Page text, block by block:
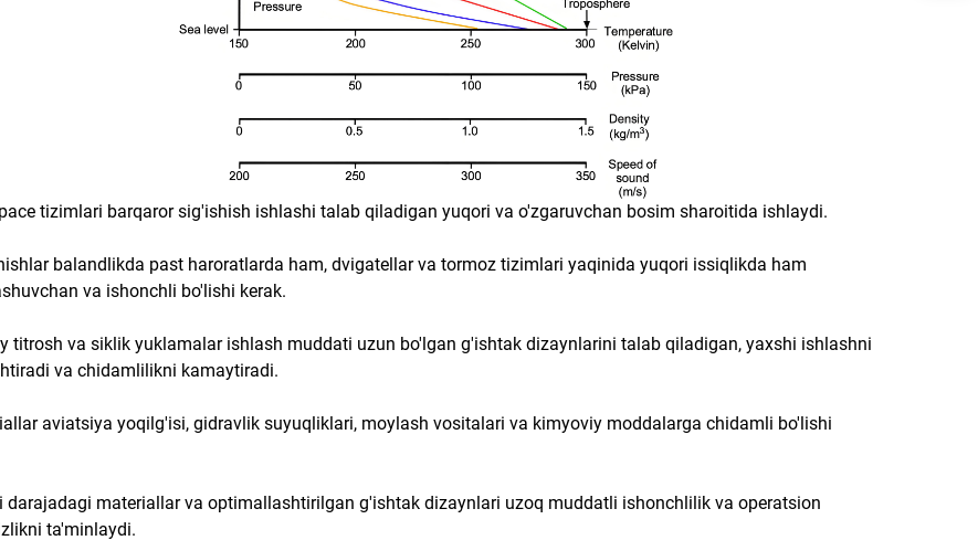
tizimlari barqaror sig'ishish ishlashi talab qiladigan yuqori va o'zgaruvchan bosim sharoitida ishlaydi.
balandlikda past haroratlarda ham, dvigatellar va tormoz tizimlari yaqinida yuqori issiqlikda ham
va ishonchli bo'lishi kerak.
titrosh va siklik yuklamalar ishlash muddati uzun bo'lgan g'ishtak dizaynlarini talab qiladigan, yaxshi ishlashni
va chidamlilikni kamaytiradi.
aviatsiya yoqilg'isi, gidravlik suyuqliklari, moylash vositalari va kimyoviy moddalarga chidamli bo'lishi
darajadagi materiallar va optimallashtirilgan g'ishtak dizaynlari uzoq muddatli ishonchlilik va operatsion
ta'minlaydi.